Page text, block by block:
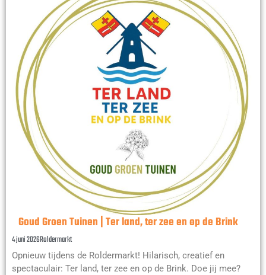
Goud Groen Tuinen | Ter land, ter zee en op de Brink
4 juni 2026Roldermarkt
Opnieuw tijdens de Roldermarkt! Hilarisch, creatief en
spectaculair: Ter land, ter zee en op de Brink. Doe jij mee?